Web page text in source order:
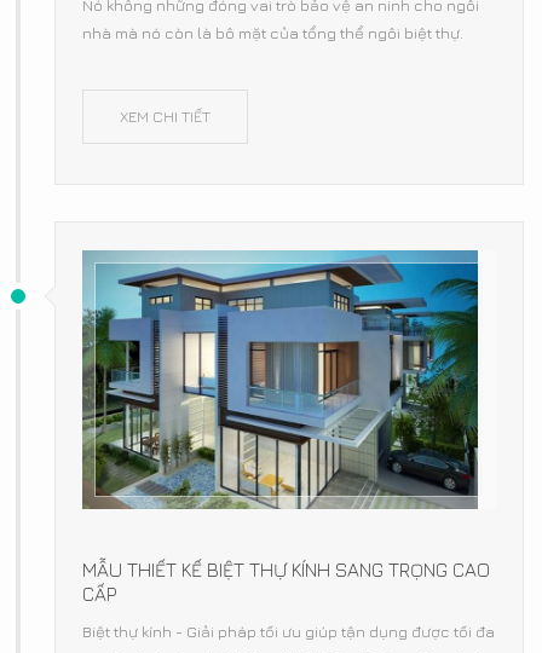
Nó không những đóng vai trò bảo vệ an ninh cho ngôi
nhà mà nó còn là bô mặt của tổng thể ngôi biệt thự.
XEM CHI TIẾT
MẪU THIẾT KẾ BIỆT THỰ KÍNH SANG TRỌNG CAO
CẤP
Biệt thự kính - Giải pháp tối ưu giúp tận dụng được tối đa